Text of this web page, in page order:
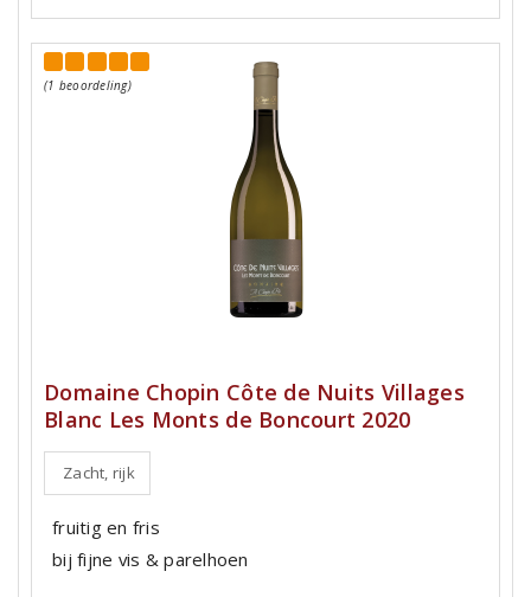
(1 beoordeling)
Domaine Chopin Côte de Nuits Villages
Blanc Les Monts de Boncourt 2020
Zacht, rijk
fruitig en fris
bij fijne vis & parelhoen